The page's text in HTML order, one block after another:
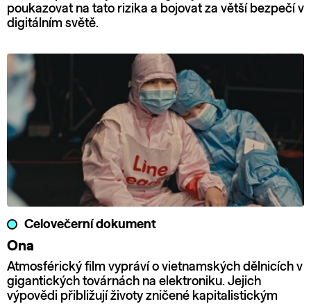
poukazovat na tato rizika a bojovat za větší bezpečí v
digitálním světě.
Celovečerní dokument
Ona
Atmosférický film vypráví o vietnamských dělnicích v
gigantických továrnách na elektroniku. Jejich
výpovědi přibližují životy zničené kapitalistickým